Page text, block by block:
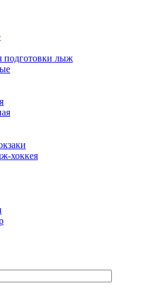
подготовки лыж
хоккея